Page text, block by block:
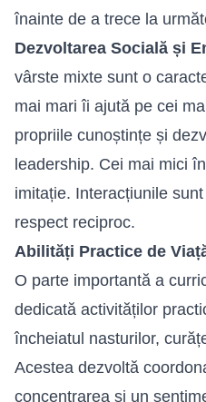
înainte de a trece la
Dezvoltarea Socială și
vârste mixte sunt o
mai mari îi ajută pe cei
propriile cunoștințe și
leadership. Cei mai mici
imitație. Interacțiunile
respect reciproc.
Abilități Practice de
O parte importantă a
dedicată activităților
încheiatul nasturilor,
Acestea dezvoltă
concentrarea și un